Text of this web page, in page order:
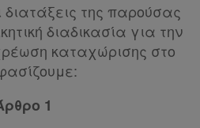
διατάξεις της παρούσας
διαδικασία για την
καταχώρισης στο
1